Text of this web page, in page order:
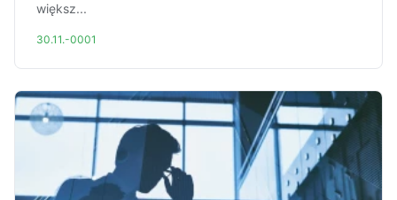
większ...
30.11.-0001